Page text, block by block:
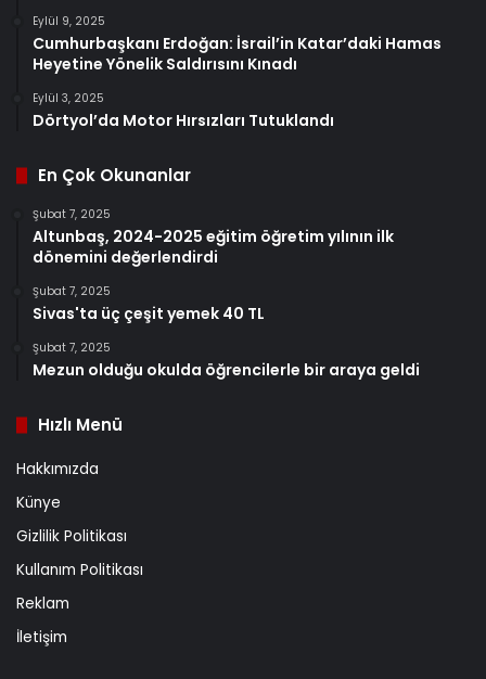
Eylül 9, 2025
Cumhurbaşkanı Erdoğan: İsrail’in Katar’daki Hamas
Heyetine Yönelik Saldırısını Kınadı
Eylül 3, 2025
Dörtyol’da Motor Hırsızları Tutuklandı
En Çok Okunanlar
Şubat 7, 2025
Altunbaş, 2024-2025 eğitim öğretim yılının ilk
dönemini değerlendirdi
Şubat 7, 2025
Sivas'ta üç çeşit yemek 40 TL
Şubat 7, 2025
Mezun olduğu okulda öğrencilerle bir araya geldi
Hızlı Menü
Hakkımızda
Künye
Gizlilik Politikası
Kullanım Politikası
Reklam
İletişim